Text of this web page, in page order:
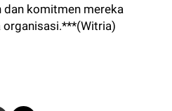
dan komitmen mereka
organisasi.***(Witria)